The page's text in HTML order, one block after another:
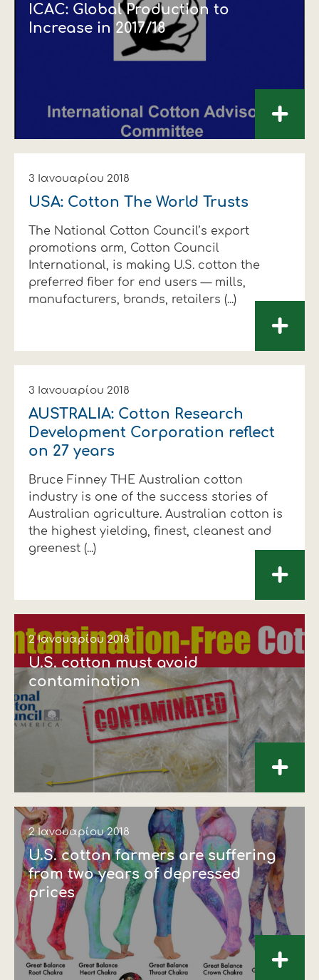
ICAC: Global Production to
Increase in 2017/18
+
3 Ιανουαρίου 2018
USA: Cotton The World Trusts
The National Cotton Council’s export
promotions arm, Cotton Council
International, is making U.S. cotton the
preferred fiber for end users — mills,
manufacturers, brands, retailers (...)
+
3 Ιανουαρίου 2018
AUSTRALIA: Cotton Research
Development Corporation reflect
on 27 years
Bruce Finney THE Australian cotton
industry is one of the success stories of
Australian agriculture. Australian cotton is
the highest yielding, finest, cleanest and
greenest (...)
+
2 Ιανουαρίου 2018
U.S. cotton must avoid
contamination
+
2 Ιανουαρίου 2018
U.S. cotton farmers are suffering
from two years of depressed
prices
+